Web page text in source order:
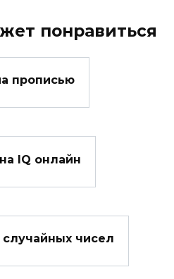
понравиться
прописью
IQ онлайн
случайных чисел